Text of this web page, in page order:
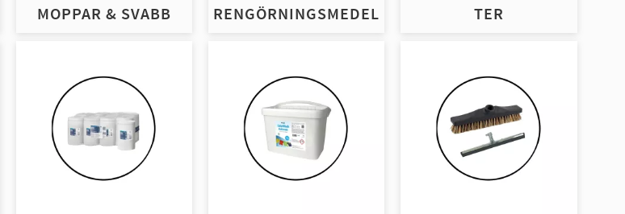
MOPPAR & SVABB RENGÖRNINGSMEDEL
TER